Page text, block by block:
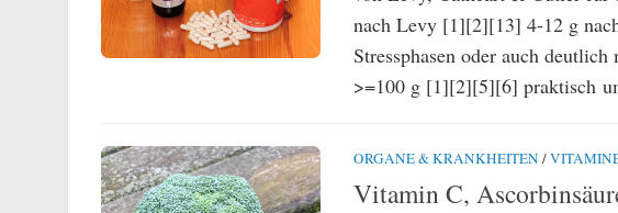
nach Levy [1][2][13] 4-12 g
Stressphasen oder auch
>=100 g [1][2][5][6] praktisch
ORGANE & KRANKHEITEN /
Vitamin C,